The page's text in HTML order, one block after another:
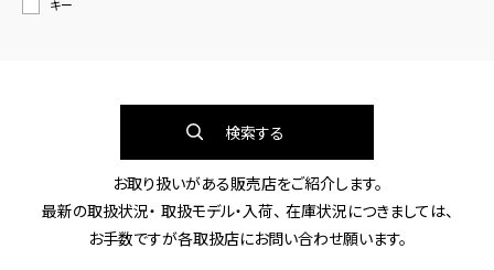
キー
検索する
お取り扱いがある販売店をご紹介します。
最新の取扱状況・ 取扱モデル・入荷、 在庫状況につきましては、
お手数ですが各取扱店にお問い合わせ願います。